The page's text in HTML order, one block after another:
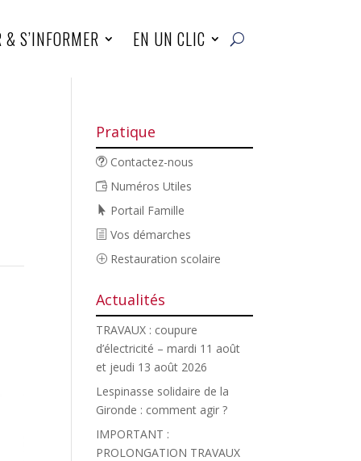
S’INFORMER EN UN CLIC
Pratique
Contactez-nous
Numéros Utiles
Portail Famille
Vos démarches
Restauration scolaire
Actualités
TRAVAUX : coupure
d’électricité – mardi 11 août
et jeudi 13 août 2026
Lespinasse solidaire de la
Gironde : comment agir ?
IMPORTANT :
PROLONGATION TRAVAUX